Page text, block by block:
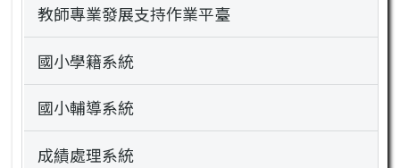
教師專業發展支持作業平臺
國小學籍系統
國小輔導系統
成績處理系統